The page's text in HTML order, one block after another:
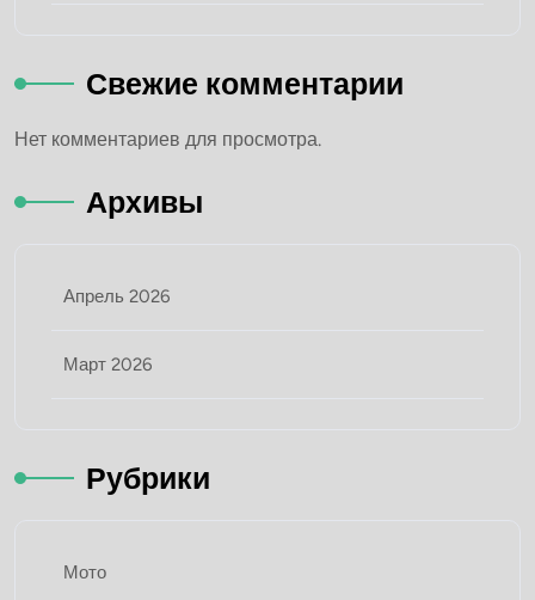
Свежие комментарии
Нет комментариев для просмотра.
Архивы
Апрель 2026
Март 2026
Рубрики
Мото